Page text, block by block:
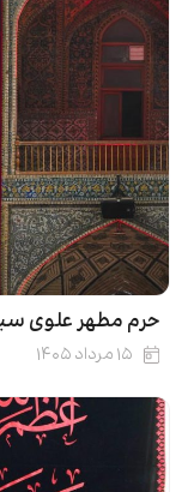
حرم مطهر علوی
۱۵ مرداد ۱۴۰۵